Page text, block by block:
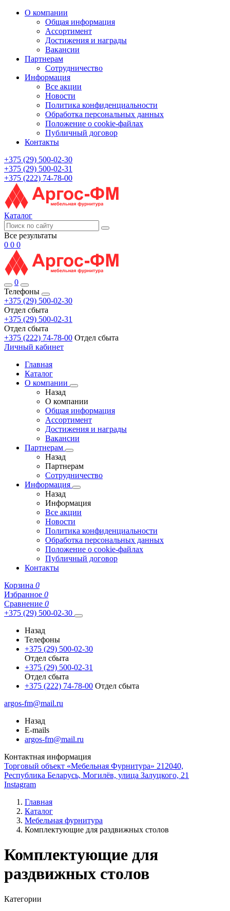
О компании
Общая информация
Ассортимент
Достижения и награды
Вакансии
Партнерам
Сотрудничество
Информация
Все акции
Новости
Политика конфиденциальности
Обработка персональных данных
Положение о cookie-файлах
Публичный договор
Контакты
+375 (29) 500-02-30
+375 (29) 500-02-31
+375 (222) 74-78-00
Каталог
Все результаты
0 0 0
0
Телефоны
+375 (29) 500-02-30
Отдел сбыта
+375 (29) 500-02-31
Отдел сбыта
+375 (222) 74-78-00 Отдел сбыта
Личный кабинет
Главная
Каталог
О компании
Назад
О компании
Общая информация
Ассортимент
Достижения и награды
Вакансии
Партнерам
Назад
Партнерам
Сотрудничество
Информация
Назад
Информация
Все акции
Новости
Политика конфиденциальности
Обработка персональных данных
Положение о cookie-файлах
Публичный договор
Контакты
Корзина 0
Избранное 0
Сравнение 0
+375 (29) 500-02-30
Назад
Телефоны
+375 (29) 500-02-30
Отдел сбыта
+375 (29) 500-02-31
Отдел сбыта
+375 (222) 74-78-00 Отдел сбыта
argos-fm@mail.ru
Назад
E-mails
argos-fm@mail.ru
Контактная информация
Торговый объект «Мебельная Фурнитура» 212040,
Республика Беларусь, Могилёв, улица Залуцкого, 21
Instagram
Главная
Каталог
Мебельная фурнитура
Комплектующие для раздвижных столов
Комплектующие для
раздвижных столов
Категории